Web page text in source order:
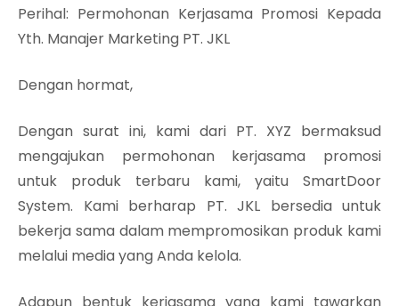
Perihal: Permohonan Kerjasama Promosi Kepada
Yth. Manajer Marketing PT. JKL
Dengan hormat,
Dengan surat ini, kami dari PT. XYZ bermaksud
mengajukan permohonan kerjasama promosi
untuk produk terbaru kami, yaitu SmartDoor
System. Kami berharap PT. JKL bersedia untuk
bekerja sama dalam mempromosikan produk kami
melalui media yang Anda kelola.
Adapun bentuk kerjasama yang kami tawarkan